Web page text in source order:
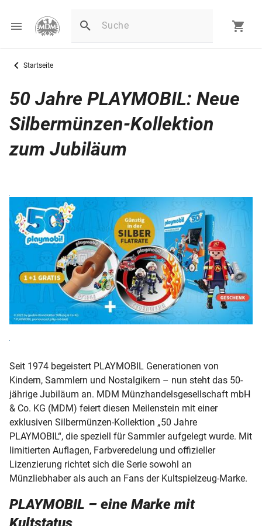
Startseite
50 Jahre PLAYMOBIL: Neue
Silbermünzen-Kollektion
zum Jubiläum
Seit 1974 begeistert PLAYMOBIL Generationen von
Kindern, Sammlern und Nostalgikern – nun steht das 50-
jährige Jubiläum an. MDM Münzhandelsgesellschaft mbH
& Co. KG (MDM) feiert diesen Meilenstein mit einer
exklusiven Silbermünzen-Kollektion „50 Jahre
PLAYMOBIL“, die speziell für Sammler aufgelegt wurde. Mit
limitierten Auflagen, Farbveredelung und offizieller
Lizenzierung richtet sich die Serie sowohl an
Münzliebhaber als auch an Fans der Kultspielzeug-Marke.
PLAYMOBIL – eine Marke mit